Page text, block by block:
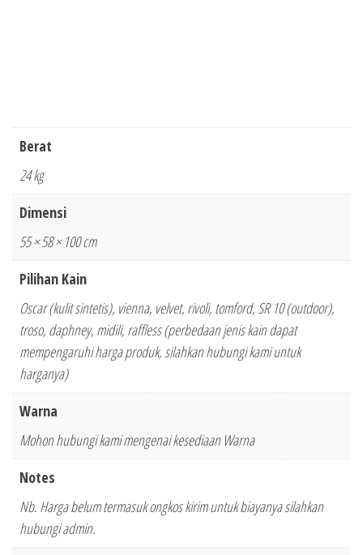
Berat
24 kg
Dimensi
55 × 58 × 100 cm
Pilihan Kain
Oscar (kulit sintetis), vienna, velvet, rivoli, tomford, SR 10 (outdoor),
troso, daphney, midili, raffless (perbedaan jenis kain dapat
mempengaruhi harga produk, silahkan hubungi kami untuk
harganya)
Warna
Mohon hubungi kami mengenai kesediaan Warna
Notes
Nb. Harga belum termasuk ongkos kirim untuk biayanya silahkan
hubungi admin.